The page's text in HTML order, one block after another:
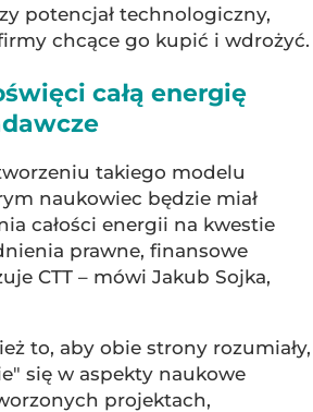
potencjał technologiczny,
chcące go kupić i wdrożyć.
całą energię
takiego modelu
naukowiec będzie miał
całości energii na kwestie
prawne, finansowe
CTT – mówi Jakub Sojka,
to, aby obie strony rozumiały,
się w aspekty naukowe
projektach,